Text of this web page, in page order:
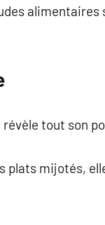
alimentaires
révèle tout son
plats mijotés,